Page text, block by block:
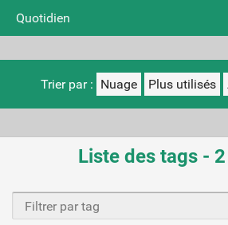
Quotidien
Trier par : Nuage Plus utilisés
Liste des tags -